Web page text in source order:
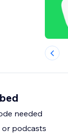
needed
podcasts